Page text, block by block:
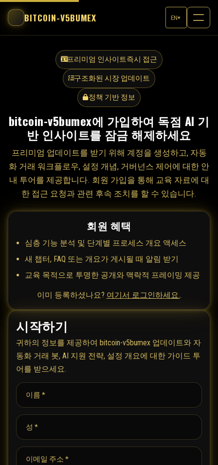
BITCOIN-V5BUMEX EN▾
프리미엄 인사이트즉시 접근
구조화된 시장 업데이트
정책 기반 정보
bitcoin-v5bumex에 가입하여 독점 AI 기
반 인사이트를 잠금 해제하세요
프리미엄 업데이트를 받기 위해 계정을 생성하고, 자동
화 거래 워크플로우, 설정 개념, 거버넌스 제어에 대한 안
내 투어를 제공합니다. 회원 가입을 통해 교육 자료에 대
한 접근 요청과 관련 후속 조치를 할 수 있습니다.
회원 혜택
심층 기능 분석 및 단계별 프로세스 개요 액세스
새 챕터, FAQ 또는 개요가 게시될 때 알림 받기
교육 목적으로 투명한 공개와 맥락적 프레이밍 제공
이미 등록하셨나요? 여기서 로그인하세요..
시작하기
귀하의 정보를 제공하여 bitcoin-v5bumex 업데이트와 자
동화 거래 봇, AI 지원 전략, 설정 개요에 대한 가이드 투
어를 받으세요.
이름 *
성 *
이메일 주소 *